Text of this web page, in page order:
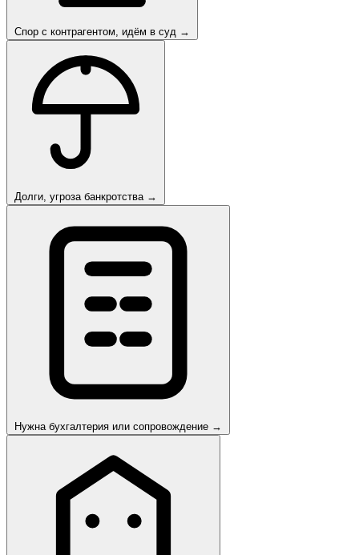
Спор с контрагентом, идём в суд →
Долги, угроза банкротства →
Нужна бухгалтерия или сопровождение →